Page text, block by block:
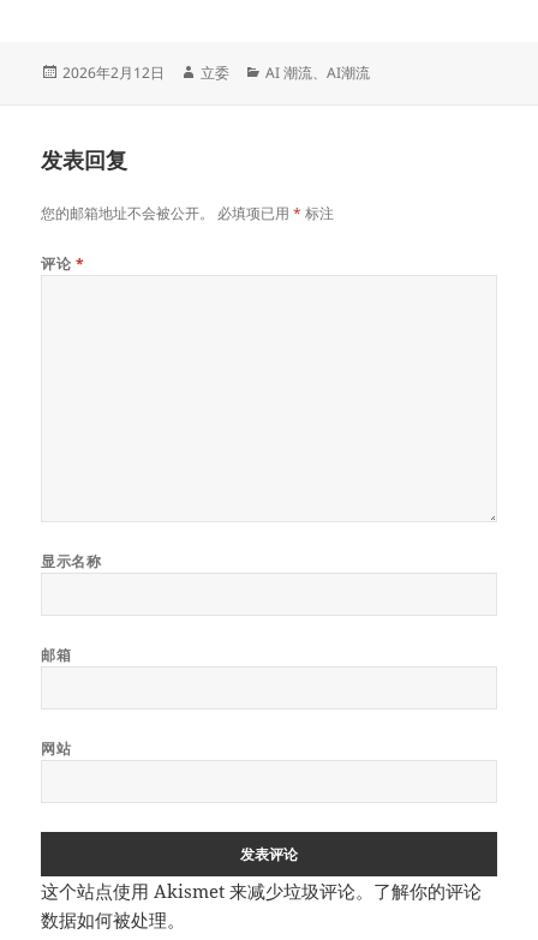
发
2026年2月12日
作
立委
分
AI 潮流、AI潮流
发表回复
您的邮箱地址不会被公开。 必填项已用* 标注
评论 *
显示名称
邮箱
网站
这个站点使用 Akismet 来减少垃圾评论。 了解你的评论
数据如何被处理。